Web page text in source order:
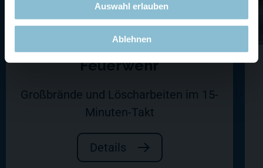
Auswahl erlauben
Ablehnen
Feuerwehr
Großbrände und Löscharbeiten im 15-
Minuten-Takt
Details